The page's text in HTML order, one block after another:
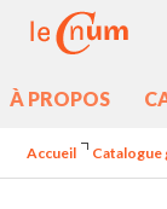
À PROPOS
Accueil Catalogue